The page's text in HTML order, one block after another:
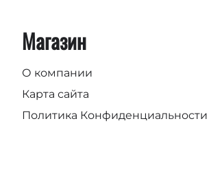
Магазин
О компании
Карта сайта
Политика Конфиденциальности